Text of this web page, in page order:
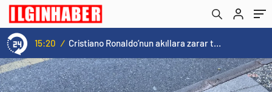
15:20 / Cristiano Ronaldo’nun akıllara zarar tüm kariyerinin istatistiğini çıkardık !
nitelendirildi